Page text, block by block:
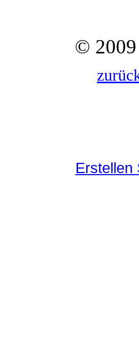
© 2009
Erstellen